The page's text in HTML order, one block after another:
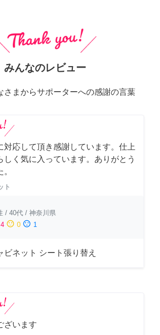
みんなのレビュー
さまからサポーターへの感謝の言葉
対応して頂き感謝しています。仕上
しく気に入っています。ありがとう
ト
/ 40代 / 神奈川県
4 sentiment_neutral 0 sentiment_dissatisfied 1
ビネット シート張り替え
ざいます